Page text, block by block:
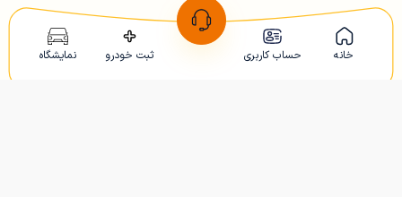
خانه حساب کاربری ثبت خودرو نمایشگاه Copyright © 2005-2026 Khodroshop.ir